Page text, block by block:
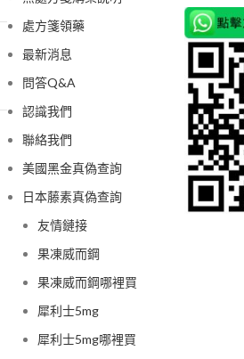
處方箋領藥
最新消息
問答Q&A
認識我們
聯絡我們
美國黑金真偽查詢
日本藤素真偽查詢
友情鏈接
果凍威而鋼
果凍威而鋼哪裡買
犀利士5mg
犀利士5mg哪裡買